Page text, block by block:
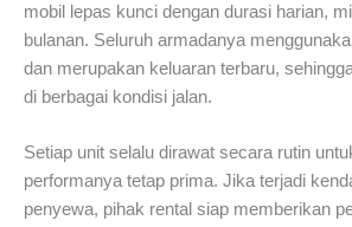
mobil lepas kunci dengan durasi harian,
bulanan. Seluruh armadanya
dan merupakan keluaran terbaru,
di berbagai kondisi jalan.
Setiap unit selalu dirawat secara rutin
performanya tetap prima. Jika terjadi
penyewa, pihak rental siap memberikan